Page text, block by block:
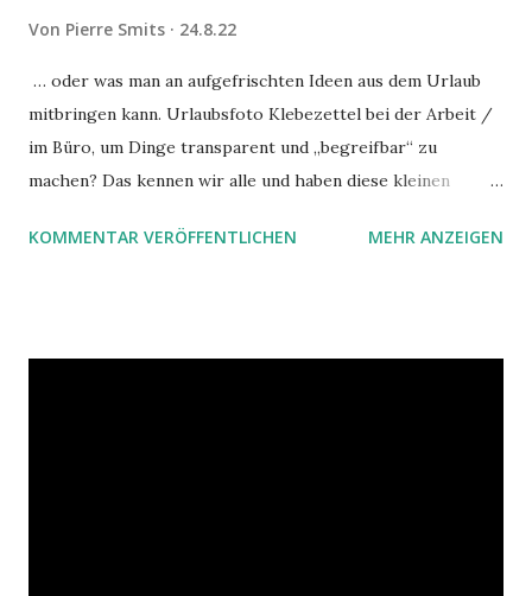
Von Pierre Smits 24.8.22
… oder was man an aufgefrischten Ideen aus dem Urlaub
mitbringen kann. Urlaubsfoto Klebezettel bei der Arbeit /
im Büro, um Dinge transparent und „begreifbar“ zu
machen? Das kennen wir alle und haben diese kleinen
gewonnen. Wir setzten sie auf Whiteboards, Tafeln, zur
KOMMENTAR VERÖFFENTLICHEN MEHR ANZEIGEN